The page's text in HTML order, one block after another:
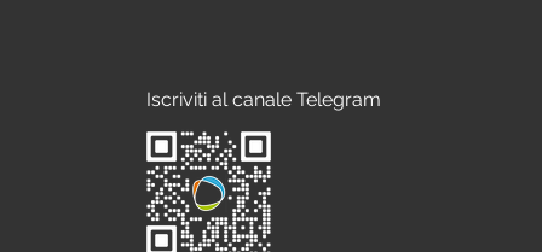
Iscriviti al canale Telegram